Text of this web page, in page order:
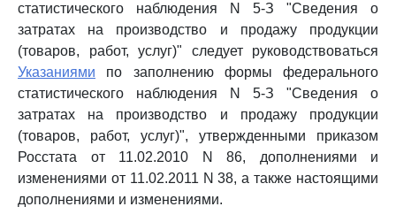
статистического наблюдения N 5-З "Сведения о
затратах на производство и продажу продукции
(товаров, работ, услуг)" следует руководствоваться
Указаниями по заполнению формы федерального
статистического наблюдения N 5-З "Сведения о
затратах на производство и продажу продукции
(товаров, работ, услуг)", утвержденными приказом
Росстата от 11.02.2010 N 86, дополнениями и
изменениями от 11.02.2011 N 38, а также настоящими
дополнениями и изменениями.